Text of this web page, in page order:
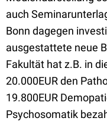
auch
Bonn dagegen
ausgestattete neue
Fakultät hat z.B. in
20.000EUR den
19.800EUR
Psychosomatik